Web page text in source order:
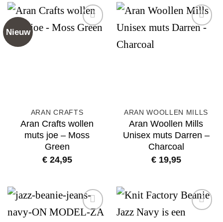
Nieuw
ARAN CRAFTS
Aran Crafts wollen
muts joe – Moss
Green
€24,95
ARAN WOOLLEN MILLS
Aran Woollen Mills
Unisex muts Darren –
Charcoal
€19,95